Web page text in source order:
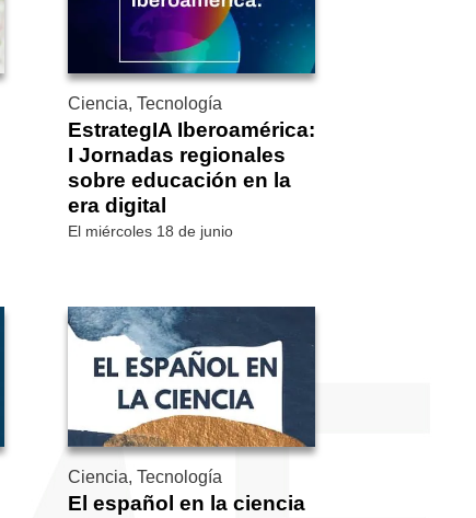
Ciencia, Tecnología
EstrategIA Iberoamérica:
I Jornadas regionales
sobre educación en la
era digital
El miércoles 18 de junio
Ciencia, Tecnología
El español en la ciencia